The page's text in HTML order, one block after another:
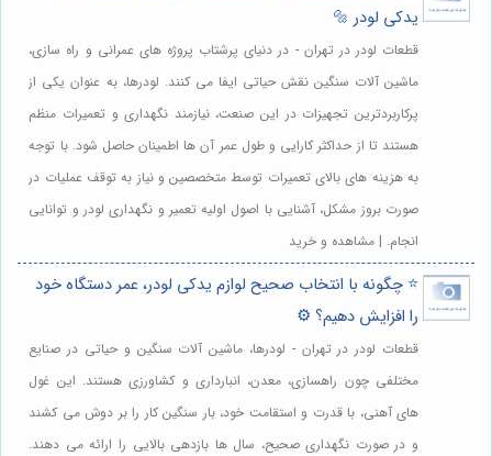
یدکی لودر 🔩
قطعات لودر در تهران - در دنیای پرشتاب پروژه های عمرانی و راه سازی،
ماشین آلات سنگین نقش حیاتی ایفا می کنند. لودرها، به عنوان یکی از
پرکاربردترین تجهیزات در این صنعت، نیازمند نگهداری و تعمیرات منظم
هستند تا از حداکثر کارایی و طول عمر آن ها اطمینان حاصل شود. با توجه
به هزینه های بالای تعمیرات توسط متخصصین و نیاز به توقف عملیات در
صورت بروز مشکل، آشنایی با اصول اولیه تعمیر و نگهداری لودر و توانایی
انجام. | مشاهده و خرید
⭐️ چگونه با انتخاب صحیح لوازم یدکی لودر، عمر دستگاه خود
را افزایش دهیم؟ ⚙️
قطعات لودر در تهران - لودرها، ماشین آلات سنگین و حیاتی در صنایع
مختلفی چون راهسازی، معدن، انبارداری و کشاورزی هستند. این غول
های آهنی، با قدرت و استقامت خود، بار سنگین کار را بر دوش می کشند
و در صورت نگهداری صحیح، سال ها بازدهی بالایی را ارائه می دهند.